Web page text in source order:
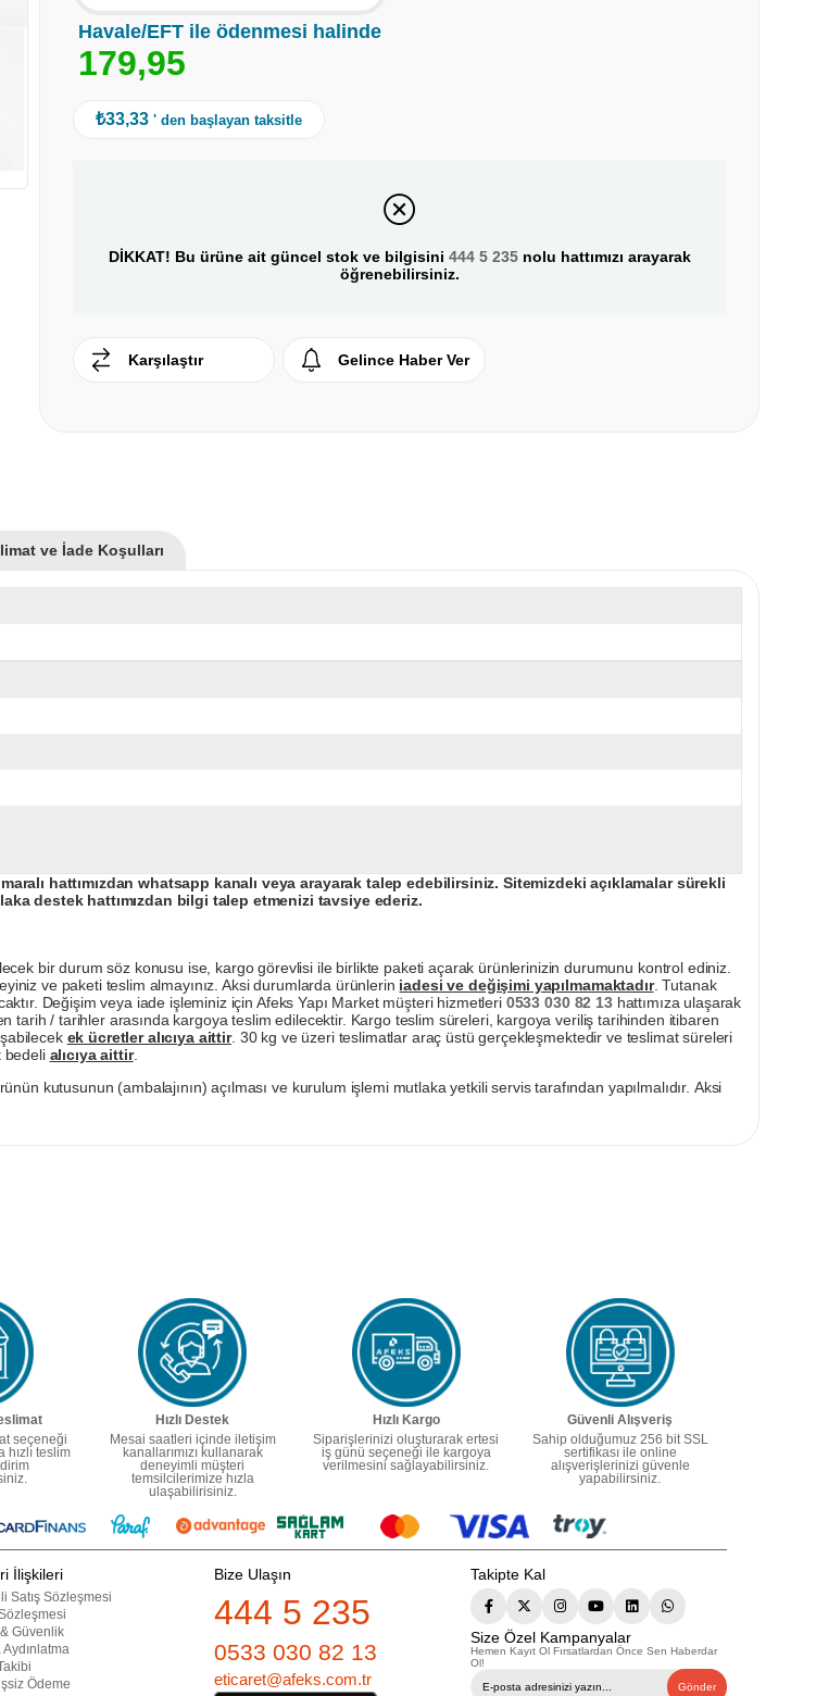
Havale/EFT ile ödenmesi halinde
179,95
₺33,33 ' den başlayan taksitle
DİKKAT! Bu ürüne ait güncel stok ve bilgisini 444 5 235nolu hattımızı arayarak
öğrenebilirsiniz.
Karşılaştır Gelince Haber Ver
ve İade Koşulları
hattımızdan whatsapp kanalı veya arayarak talep edebilirsiniz. Sitemizdeki açıklamalar sürekli
destek hattımızdan bilgi talep etmenizi tavsiye ederiz.
bir durum söz konusu ise, kargo görevlisi ile birlikte paketi açarak ürünlerinizin durumunu kontrol ediniz.
ve paketi teslim almayınız. Aksi durumlarda ürünlerin iadesi ve değişimi yapılmamaktadır. Tutanak
Değişim veya iade işleminiz için Afeks Yapı Market müşteri hizmetleri 0533 030 82 13hattımıza ulaşarak
tarih / tarihler arasında kargoya teslim edilecektir. Kargo teslim süreleri, kargoya veriliş tarihinden itibaren
ek ücretler alıcıya aittir. 30 kg ve üzeri teslimatlar araç üstü gerçekleşmektedir ve teslimat süreleri
bedeli alıcıya aittir.
kutusunun (ambalajının) açılması ve kurulum işlemi mutlaka yetkili servis tarafından yapılmalıdır. Aksi
seçeneği
teslim
Hızlı Destek
Mesai saatleri içinde iletişim
kanallarımızı kullanarak
deneyimli müşteri
temsilcilerimize hızla
ulaşabilirisiniz.
Hızlı Kargo
Siparişlerinizi oluşturarak ertesi
iş günü seçeneği ile kargoya
verilmesini sağlayabilirsiniz.
Güvenli Alışveriş
Sahip olduğumuz 256 bit SSL
sertifikası ile online
alışverişlerinizi güvenle
yapabilirsiniz.
İlişkileri
Satış Sözleşmesi
Güvenlik
Aydınlatma
Ödeme
Bize Ulaşın
444 5 235
0533 030 82 13
eticaret@afeks.com.tr
Takipte Kal
Size Özel Kampanyalar
Hemen Kayıt Ol Fırsatlardan Önce Sen Haberdar
Ol!
Gönder